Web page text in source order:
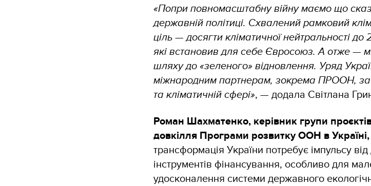
«Попри повномасштабну війну маємо що
державній політиці. Схвалений рамковий
ціль — досягти кліматичної нейтральності
які встановив для себе Євросоюз. А отже —
шляху до «зеленого» відновлення. Уряд
міжнародним партнерам, зокрема ПРООН, за
та кліматичній сфері», — додала Світлана
Роман Шахматенко, керівник групи
довкілля Програми розвитку ООН в Україні,
трансформація України потребує імпульсу
інструментів фінансування, особливо для
удосконалення системи державного